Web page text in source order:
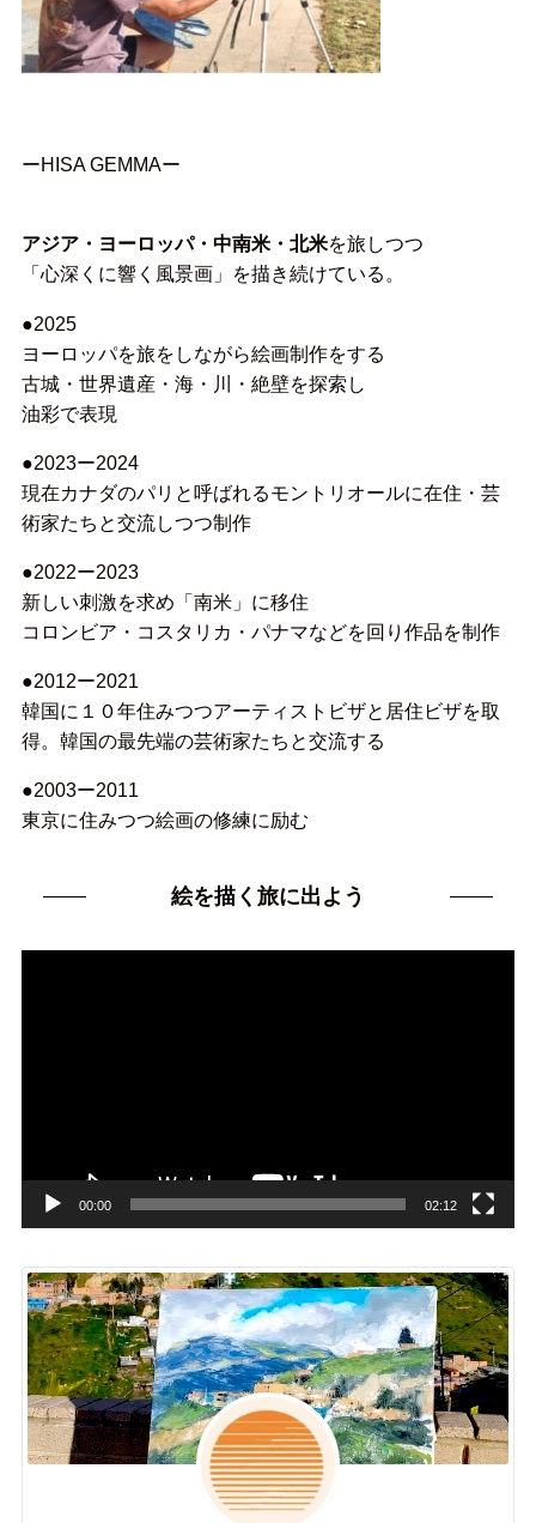
ーHISA GEMMAー
アジア・ヨーロッパ・中南米・北米を旅しつつ
「心深くに響く風景画」を描き続けている。
●2025
ヨーロッパを旅をしながら絵画制作をする
古城・世界遺産・海・川・絶壁を探索し
油彩で表現
●2023ー2024
現在カナダのパリと呼ばれるモントリオールに在住・芸
術家たちと交流しつつ制作
●2022ー2023
新しい刺激を求め「南米」に移住
コロンビア・コスタリカ・パナマなどを回り作品を制作
●2012ー2021
韓国に１０年住みつつアーティストビザと居住ビザを取
得。韓国の最先端の芸術家たちと交流する
●2003ー2011
東京に住みつつ絵画の修練に励む
絵を描く旅に出よう
00:00 02:12